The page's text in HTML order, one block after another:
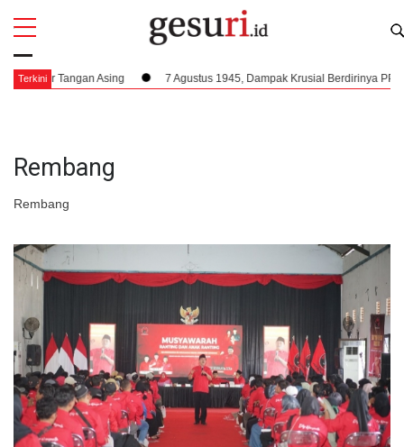
TerkiniAsing 7 Agustus 1945, Dampak Krusial Berdirinya PPKI Terhadap
Rembang
Rembang
All